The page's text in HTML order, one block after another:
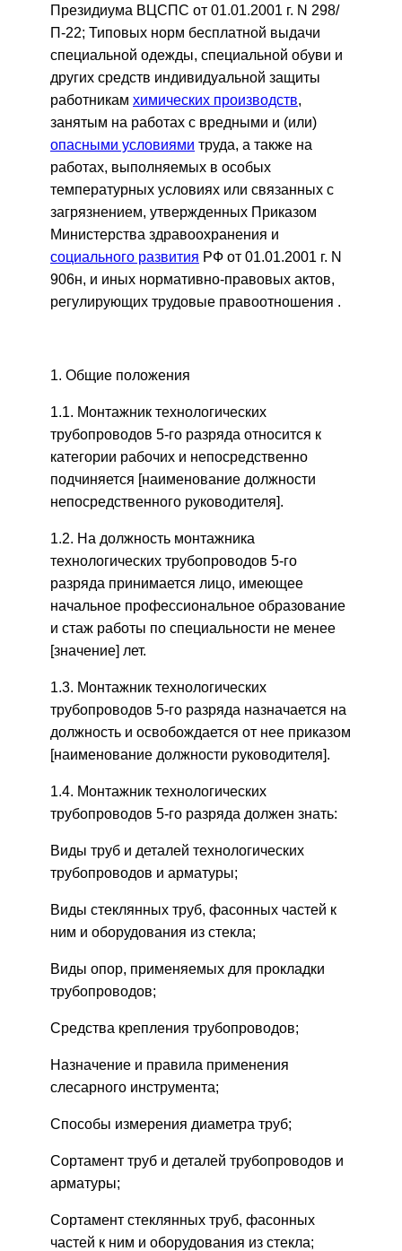
Президиума ВЦСПС от 01.01.2001 г. N 298/
П-22; Типовых норм бесплатной выдачи
специальной одежды, специальной обуви и
других средств индивидуальной защиты
работникам химических производств,
занятым на работах с вредными и (или)
опасными условиями труда, а также на
работах, выполняемых в особых
температурных условиях или связанных с
загрязнением, утвержденных Приказом
Министерства здравоохранения и
социального развития РФ от 01.01.2001 г. N
906н, и иных нормативно-правовых актов,
регулирующих трудовые правоотношения .
1. Общие положения
1.1. Монтажник технологических
трубопроводов 5-го разряда относится к
категории рабочих и непосредственно
подчиняется [наименование должности
непосредственного руководителя].
1.2. На должность монтажника
технологических трубопроводов 5-го
разряда принимается лицо, имеющее
начальное профессиональное образование
и стаж работы по специальности не менее
[значение] лет.
1.3. Монтажник технологических
трубопроводов 5-го разряда назначается на
должность и освобождается от нее приказом
[наименование должности руководителя].
1.4. Монтажник технологических
трубопроводов 5-го разряда должен знать:
Виды труб и деталей технологических
трубопроводов и арматуры;
Виды стеклянных труб, фасонных частей к
ним и оборудования из стекла;
Виды опор, применяемых для прокладки
трубопроводов;
Средства крепления трубопроводов;
Назначение и правила применения
слесарного инструмента;
Способы измерения диаметра труб;
Сортамент труб и деталей трубопроводов и
арматуры;
Сортамент стеклянных труб, фасонных
частей к ним и оборудования из стекла;